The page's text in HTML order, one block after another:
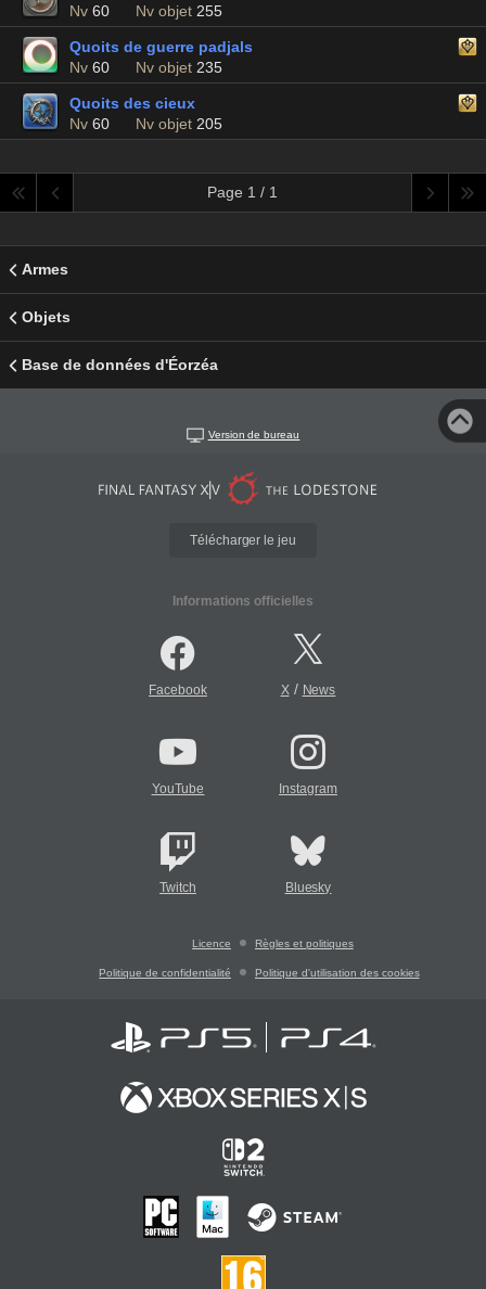
Nv 60 Nv objet 255
Quoits de guerre padjals
Nv 60 Nv objet 235
Quoits des cieux
Nv 60 Nv objet 205
Page 1 / 1
Armes
Objets
Base de données d'Éorzéa
Version de bureau
Télécharger le jeu
Informations officielles
Facebook X/ News
YouTube Instagram
Twitch Bluesky
Licence Règles et politiques
Politique de confidentialité Politique d'utilisation des cookies